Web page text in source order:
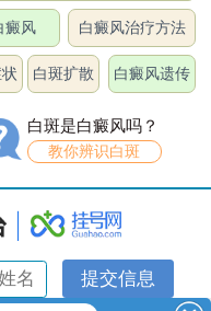
癜风 白癜风治疗方法
白斑扩散 白癜风遗传
白斑是白癜风吗？
教你辨识白斑